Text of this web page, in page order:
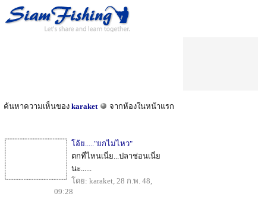
ค้นหาความเห็นของ karaket จากห้องในหน้าแรก
โอ้ย....."ยกไม่ไหว"
ตกที่ไหนเนี่ย...ปลาช่อนเนี่ย
นะ......
โดย: karaket, 28 ก.พ. 48,
09:28